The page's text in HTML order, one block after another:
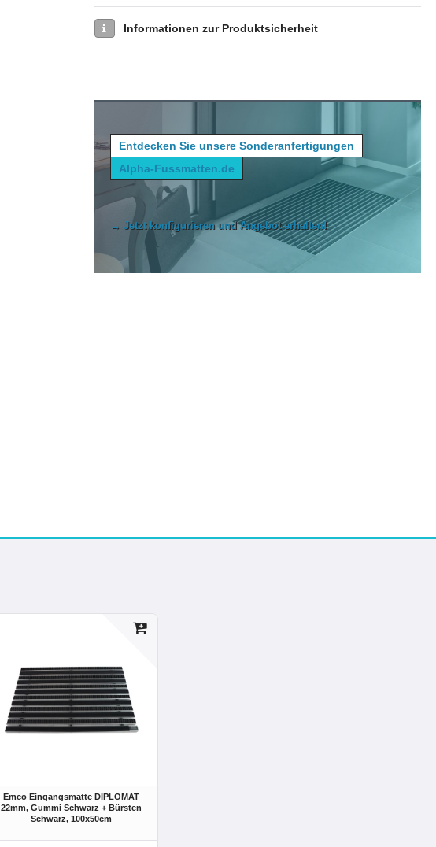
Informationen zur Produktsicherheit
Entdecken Sie unsere Sonderanfertigungen
Alpha-Fussmatten.de
→ Jetzt konfigurieren und Angebot erhalten!
Emco Eingangsmatte DIPLOMAT
22mm, Gummi Schwarz + Bürsten
Schwarz, 100x50cm